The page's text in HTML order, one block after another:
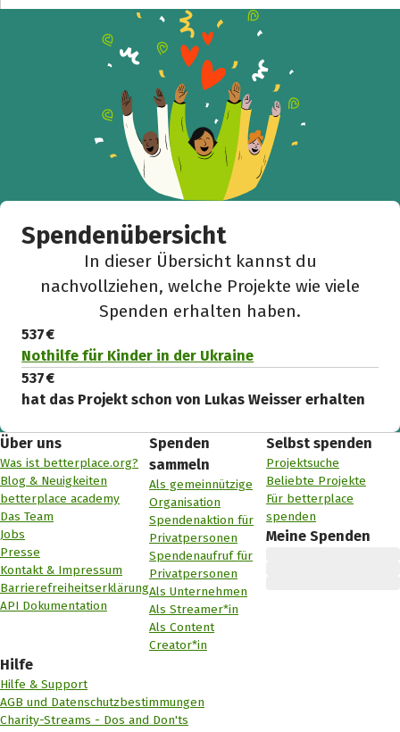
Spendenübersicht
In dieser Übersicht kannst du
nachvollziehen, welche Projekte wie viele
Spenden erhalten haben.
537 €
Nothilfe für Kinder in der Ukraine
537 €
hat das Projekt schon von Lukas Weisser erhalten
Über uns
Was ist betterplace.org?
Blog & Neuigkeiten
betterplace academy
Das Team
Jobs
Presse
Kontakt & Impressum
Barrierefreiheitserklärung
API Dokumentation
Spenden
sammeln
Als gemeinnützige
Organisation
Spendenaktion für
Privatpersonen
Spendenaufruf für
Privatpersonen
Als Unternehmen
Als Streamer*in
Als Content
Creator*in
Selbst spenden
Projektsuche
Beliebte Projekte
Für betterplace
spenden
Meine Spenden
Hilfe
Hilfe & Support
AGB und Datenschutzbestimmungen
Charity-Streams - Dos and Don'ts